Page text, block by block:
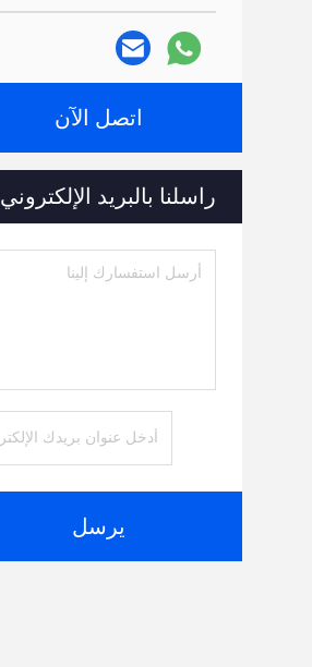
اتصل الآن
راسلنا بالبريد الإلكتروني
يرسل